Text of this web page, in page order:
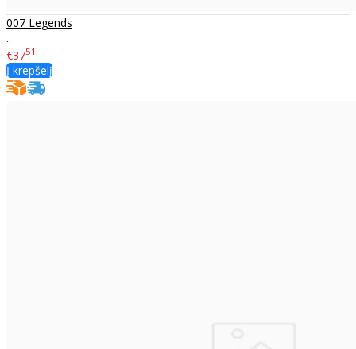
007 Legends
..
€3751
Į krepšelį